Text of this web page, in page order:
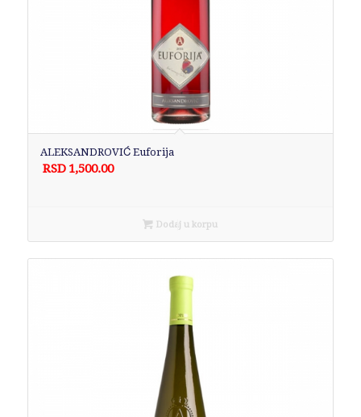
ALEKSANDROVIĆ Euforija
RSD 1,500.00
Dodaj u korpu